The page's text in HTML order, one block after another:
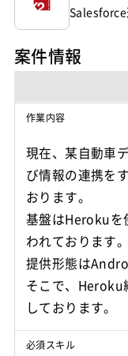
Salesforce
案件情報
作業内容
現在、某自動車
び情報の連携を
おります。
基盤はHerokuを
われております。
提供形態は
そこで、Heroku
しております。
必須スキル